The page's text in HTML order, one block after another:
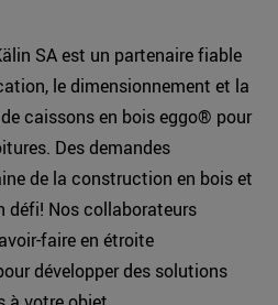
SA est un partenaire fiable
le dimensionnement et la
caissons en bois eggo® pour
Des demandes
de la construction en bois et
défi! Nos collaborateurs
faire en étroite
développer des solutions